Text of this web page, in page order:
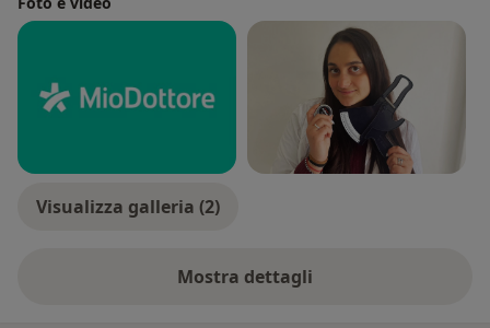
Visualizza galleria (2)
Mostra dettagli
sull'esperienza